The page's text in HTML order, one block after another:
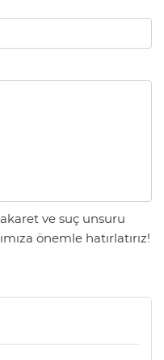
ve suç unsuru
önemle hatırlatırız!